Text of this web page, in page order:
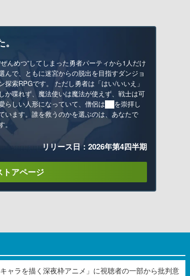
ぜんめつ”してしまった勇者パーティから1人だけ
んで、ともに迷宮からの脱出を目指すダンジョ
ン探索RPGです。 ただし勇者は「はい/いいえ」
しか喋れず、魔法使いは魔法が使えず、戦士は可
らしい人形になっていて、僧侶は██を崇拝し
います。誰を救うのかを選ぶのは、あなたで
。
リリース日：2026年第4四半期
アページ
ャラを描く深夜枠アニメ」に視聴者の一部から批判意